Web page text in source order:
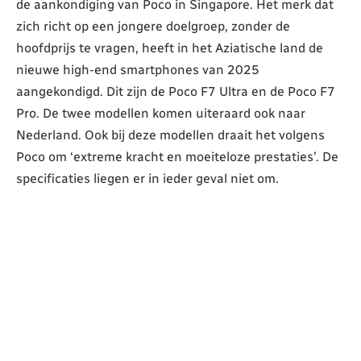
de aankondiging van Poco in Singapore. Het merk dat
zich richt op een jongere doelgroep, zonder de
hoofdprijs te vragen, heeft in het Aziatische land de
nieuwe high-end smartphones van 2025
aangekondigd. Dit zijn de Poco F7 Ultra en de Poco F7
Pro. De twee modellen komen uiteraard ook naar
Nederland. Ook bij deze modellen draait het volgens
Poco om ‘extreme kracht en moeiteloze prestaties’. De
specificaties liegen er in ieder geval niet om.